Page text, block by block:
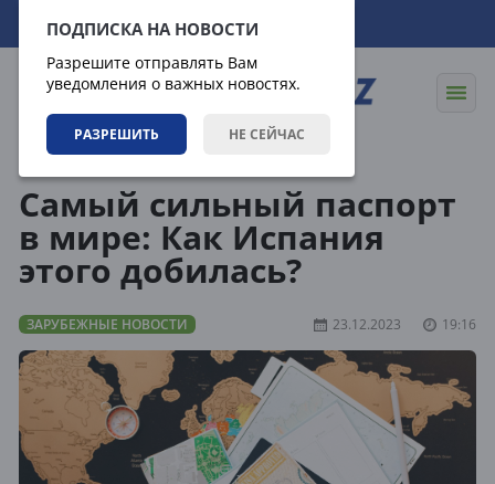
ПОДПИСКА НА НОВОСТИ
Разрешите отправлять Вам
уведомления о важных новостях.
РАЗРЕШИТЬ НЕ СЕЙЧАС
09.08.2026 14:05:41
Самый сильный паспорт
в мире: Как Испания
этого добилась?
ЗАРУБЕЖНЫЕ НОВОСТИ 23.12.2023 19:16